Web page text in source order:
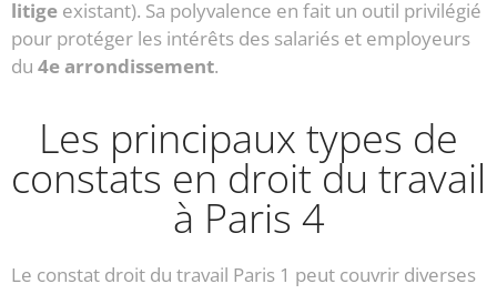
litige existant). Sa polyvalence en fait un outil privilégié
pour protéger les intérêts des salariés et employeurs
du 4e arrondissement.
Les principaux types de
constats en droit du travail
à Paris 4
Le constat droit du travail Paris 1 peut couvrir diverses